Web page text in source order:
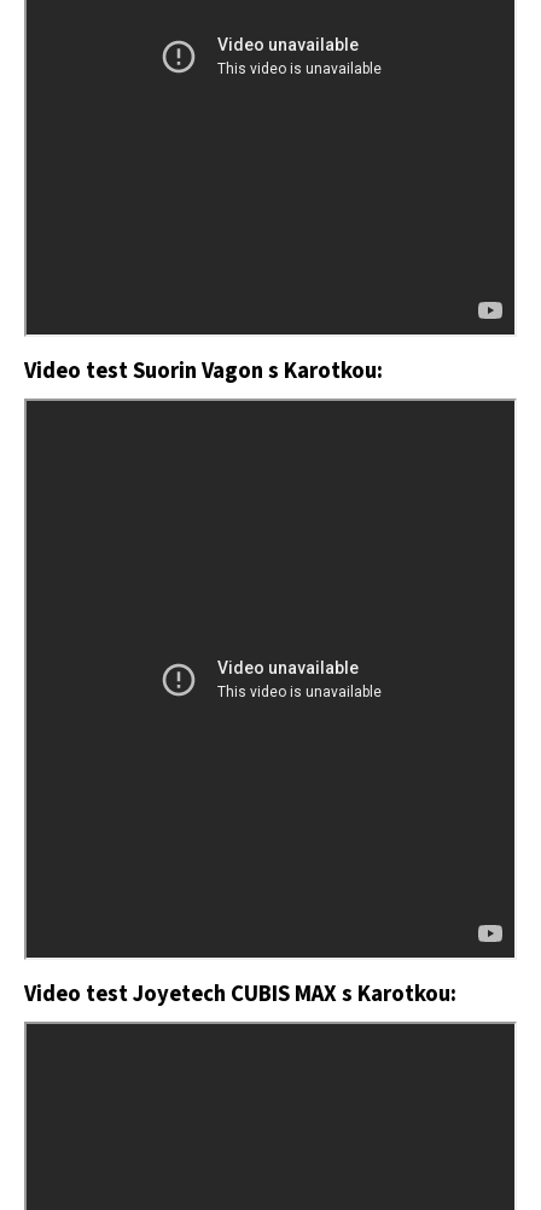
Video test Suorin Vagon s Karotkou:
Video test Joyetech CUBIS MAX s Karotkou: